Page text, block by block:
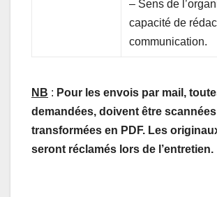
– Sens de
capacité de
communication.
NB : Pour les envois par mail,
demandées, doivent être
transformées en PDF. Les
seront réclamés lors de l’entretien.